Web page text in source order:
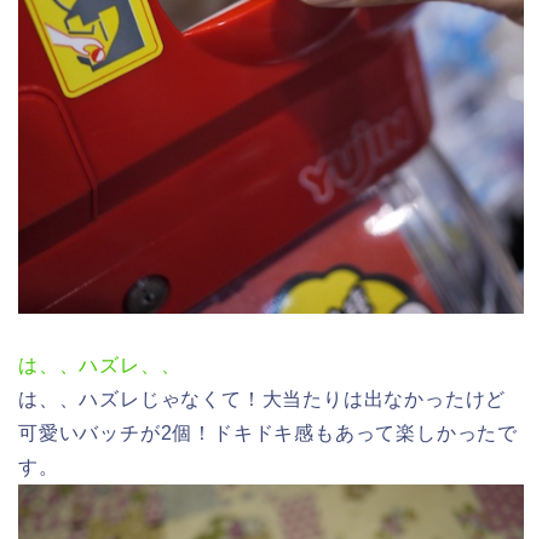
は、、ハズレ、、
は、、ハズレじゃなくて！大当たりは出なかったけど
可愛いバッチが2個！ドキドキ感もあって楽しかったで
す。